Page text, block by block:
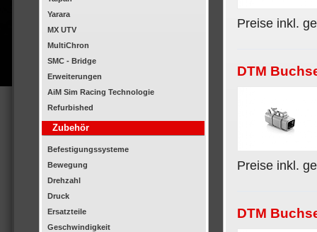
Yarara
MX UTV
MultiChron
SMC - Bridge
Erweiterungen
AiM Sim Racing Technologie
Refurbished
Zubehör
Befestigungssysteme
Bewegung
Drehzahl
Druck
Ersatzteile
Geschwindigkeit
Preise inkl.
DTM
Preise inkl.
DTM